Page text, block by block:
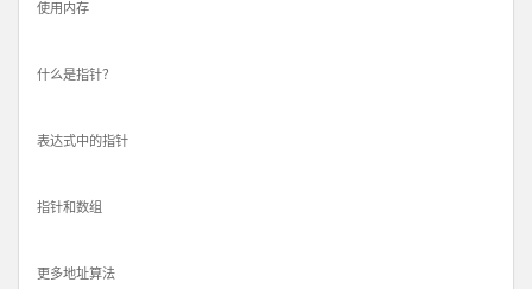
使用内存
什么是指针？
表达式中的指针
指针和数组
更多地址算法